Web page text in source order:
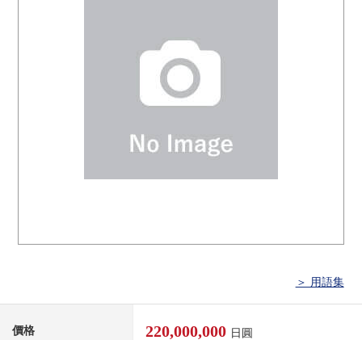
＞ 用語集
價格 220,000,000 日圓